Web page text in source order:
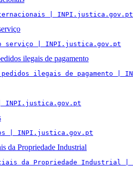
| INPI.justica.gov.pt
serviço | INPI.justica.gov.pt
ilegais de pagamento
pedidos ilegais de pagamento |
| INPI.justica.gov.pt
| INPI.justica.gov.pt
da Propriedade Industrial
da Propriedade Industrial